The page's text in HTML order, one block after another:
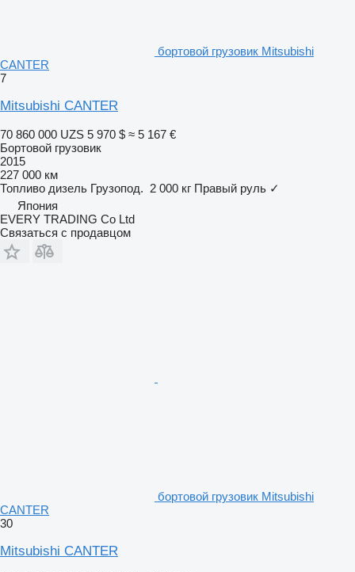
бортовой грузовик Mitsubishi
CANTER
7
Mitsubishi CANTER
70 860 000 UZS 5 970 $ ≈ 5 167 €
Бортовой грузовик
2015
227 000 км
Топливо дизель Грузопод. 2 000 кг Правый руль ✓
Япония
EVERY TRADING Co Ltd
Связаться с продавцом
бортовой грузовик Mitsubishi
CANTER
30
Mitsubishi CANTER